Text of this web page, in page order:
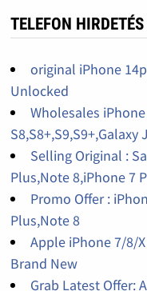
TELEFON HIRDETÉS
original iPhone
Unlocked
Wholesales iPhone
Selling Original :
Plus,Note 8,iPhone 7
Promo Offer :
Plus,Note 8
Apple iPhone 7/8/
Brand New
Grab Latest Offer: